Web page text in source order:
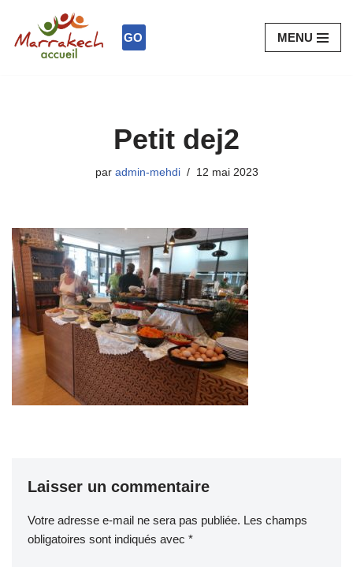
Aller
GO MENU
Petit dej2
par admin-mehdi 12 mai 2023
Laisser un commentaire
Votre adresse e-mail ne sera pas publiée. Les champs
obligatoires sont indiqués avec *